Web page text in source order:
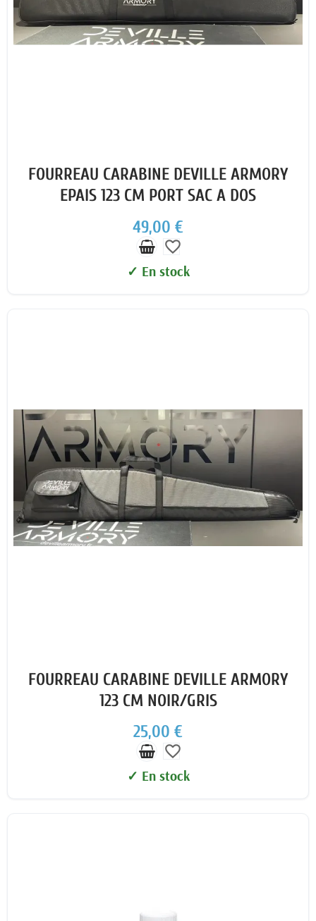
FOURREAU CARABINE DEVILLE ARMORY
EPAIS 123 CM PORT SAC A DOS
49,00 €
favorite_border
✓ En stock
FOURREAU CARABINE DEVILLE ARMORY
123 CM NOIR/GRIS
25,00 €
favorite_border
✓ En stock